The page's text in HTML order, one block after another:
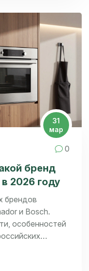
31
мар
0
бренд
2026 году
брендов
и Bosch.
особенностей